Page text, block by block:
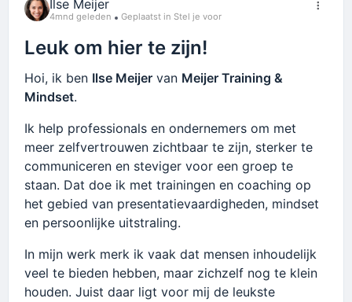
houd ervan om dingen simpel te maken, zodat je
gaat doen.
Leuk om hier onderdeel te zijn van deze
community. Ik kijk ernaar uit om mee te lezen,
vragen te stellen en ervaringen uit te wisselen.
Ilse Meijer
4mnd geleden Geplaatst in Stel je voor
Leuk om hier te zijn!
Hoi, ik ben Ilse Meijer van Meijer Training &
Mindset.
Ik help professionals en ondernemers om met
meer zelfvertrouwen zichtbaar te zijn, sterker te
communiceren en steviger voor een groep te
staan. Dat doe ik met trainingen en coaching op
het gebied van presentatievaardigheden, mindset
en persoonlijke uitstraling.
In mijn werk merk ik vaak dat mensen inhoudelijk
veel te bieden hebben, maar zichzelf nog te klein
houden. Juist daar ligt voor mij de leukste